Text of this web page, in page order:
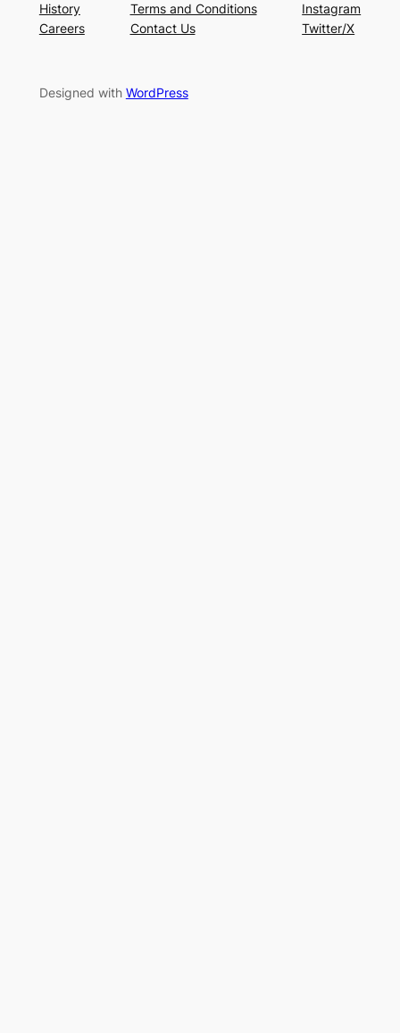
History
Careers
Terms and Conditions
Contact Us
Instagram
Twitter/X
Designed with WordPress